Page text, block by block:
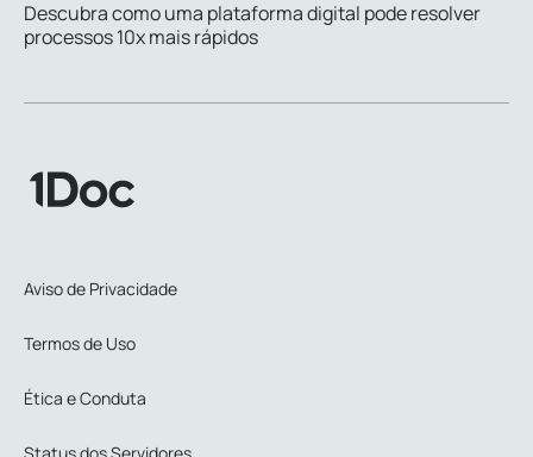
Descubra como uma plataforma digital pode resolver
processos 10x mais rápidos
Aviso de Privacidade
Termos de Uso
Ética e Conduta